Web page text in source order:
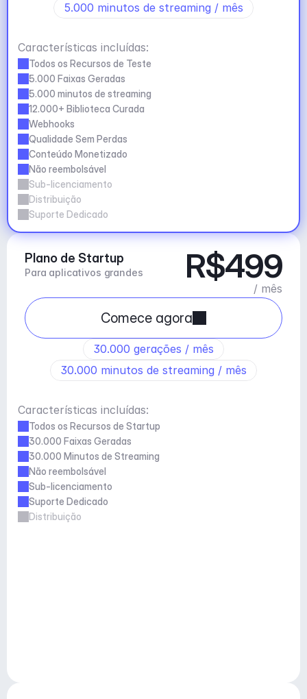
5.000 minutos de streaming / mês
Características incluídas:
Todos os Recursos de Teste
5.000 Faixas Geradas
5.000 minutos de streaming
12.000+ Biblioteca Curada
Webhooks
Qualidade Sem Perdas
Conteúdo Monetizado
Não reembolsável
Sub-licenciamento
Distribuição
Suporte Dedicado
Plano de Startup
Para aplicativos grandes R$499
/ mês
Comece agora
30.000 gerações / mês
30.000 minutos de streaming / mês
Características incluídas:
Todos os Recursos de Startup
30.000 Faixas Geradas
30.000 Minutos de Streaming
Não reembolsável
Sub-licenciamento
Suporte Dedicado
Distribuição